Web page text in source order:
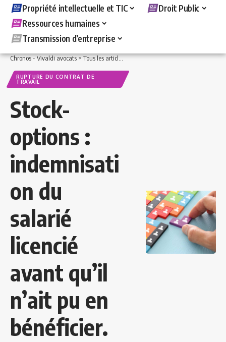
Propriété intellectuelle et TIC
Droit Public
Ressources humaines
Transmission d’entreprise
Chronos - Vivaldi avocats>Tous les articles >Ressources humaines>Rupture
RUPTURE DU CONTRAT DE
TRAVAIL
Stock-
options :
indemnisati
on du
salarié
licencié
avant qu’il
n’ait pu en
bénéficier.